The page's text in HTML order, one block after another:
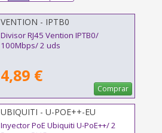
VENTION - IPTB0
Divisor RJ45 Vention IPTB0/
100Mbps/ 2 uds
4,89 €
Comprar
UBIQUITI - U-POE++-EU
Inyector PoE Ubiquiti U-PoE++/ 2